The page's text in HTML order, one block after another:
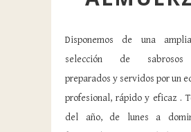
Disponemos de una
selección de sabrosos
preparados y servidos por un
profesional, rápido y eficaz .
del año, de lunes a